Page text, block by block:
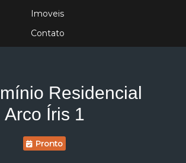
Imoveis
Contato
Residencial
Arco Íris 1
Pronto